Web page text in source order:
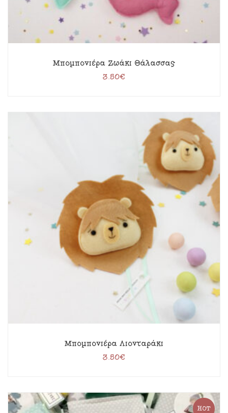
Μπομπονιέρα Ζωάκι Θάλασσας
3.50€
Μπομπονιέρα Λιονταράκι
3.50€
HOT